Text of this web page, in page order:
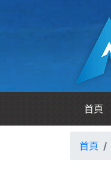
首頁
首頁